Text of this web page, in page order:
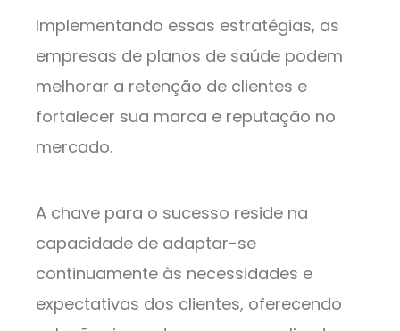
Implementando essas estratégias, as
empresas de planos de saúde podem
melhorar a retenção de clientes e
fortalecer sua marca e reputação no
mercado.
A chave para o sucesso reside na
capacidade de adaptar-se
continuamente às necessidades e
expectativas dos clientes, oferecendo